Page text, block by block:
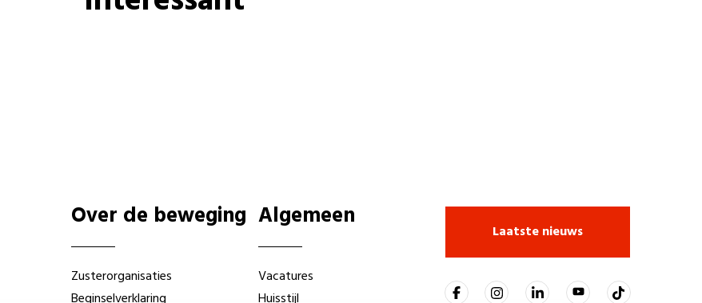
Over de beweging
Zusterorganisaties
Beginselverklaring
Algemeen
Vacatures
Huisstijl
Laatste nieuws